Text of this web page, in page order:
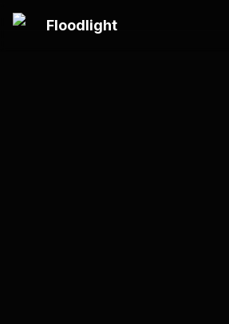
メインコンテンツにスキップ
Floodlight